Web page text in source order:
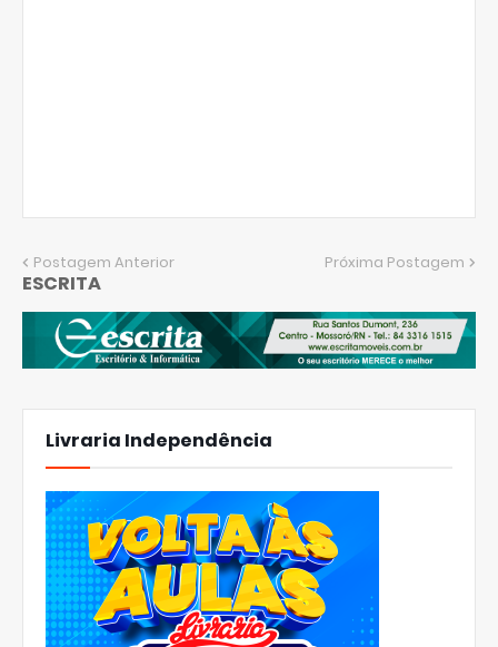
Postagem Anterior Próxima Postagem
ESCRITA
Livraria Independência